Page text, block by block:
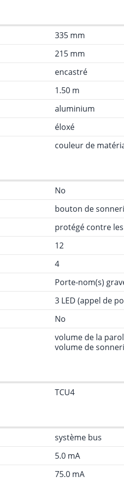
335 mm
215 mm
encastré
1.50 m
aluminium
éloxé
couleur de
No
bouton de
protégé contre
12
4
Porte-nom(s)
3 LED (appel de
No
volume de la
volume de
TCU4
système bus
5.0 mA
75.0 mA